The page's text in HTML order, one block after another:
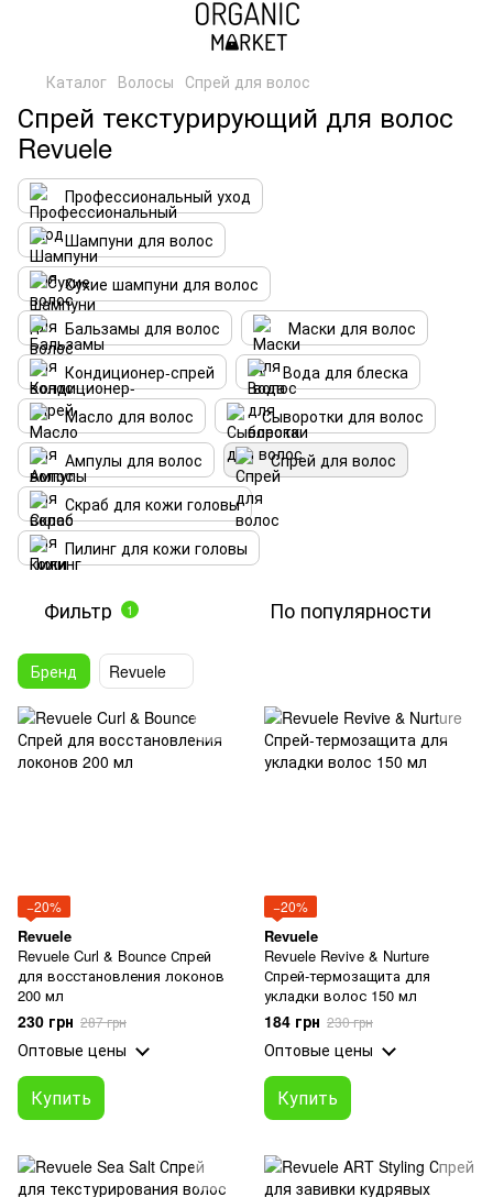
Каталог Волосы Спрей для волос
Спрей текстурирующий для волос
Revuele
Профессиональный уход
Шампуни для волос
Сухие шампуни для волос
Бальзамы для волос
Маски для волос
Кондиционер-спрей
Вода для блеска
Масло для волос
Сыворотки для волос
Ампулы для волос
Спрей для волос
Скраб для кожи головы
Пилинг для кожи головы
Фильтр 1 По популярности
Бренд Revuele
−20%
Revuele
Revuele Curl & Bounce Спрей
для восстановления локонов
200 мл
230 грн 287 грн
Оптовые цены
Купить
−20%
Revuele
Revuele Revive & Nurture
Спрей-термозащита для
укладки волос 150 мл
184 грн 230 грн
Оптовые цены
Купить